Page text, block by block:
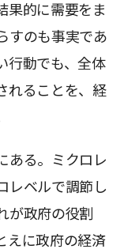
果的に需要をま
すのも事実であ
行動でも、全体
れることを、経
ある。ミクロレ
レベルで調節し
が政府の役割
えに政府の経済